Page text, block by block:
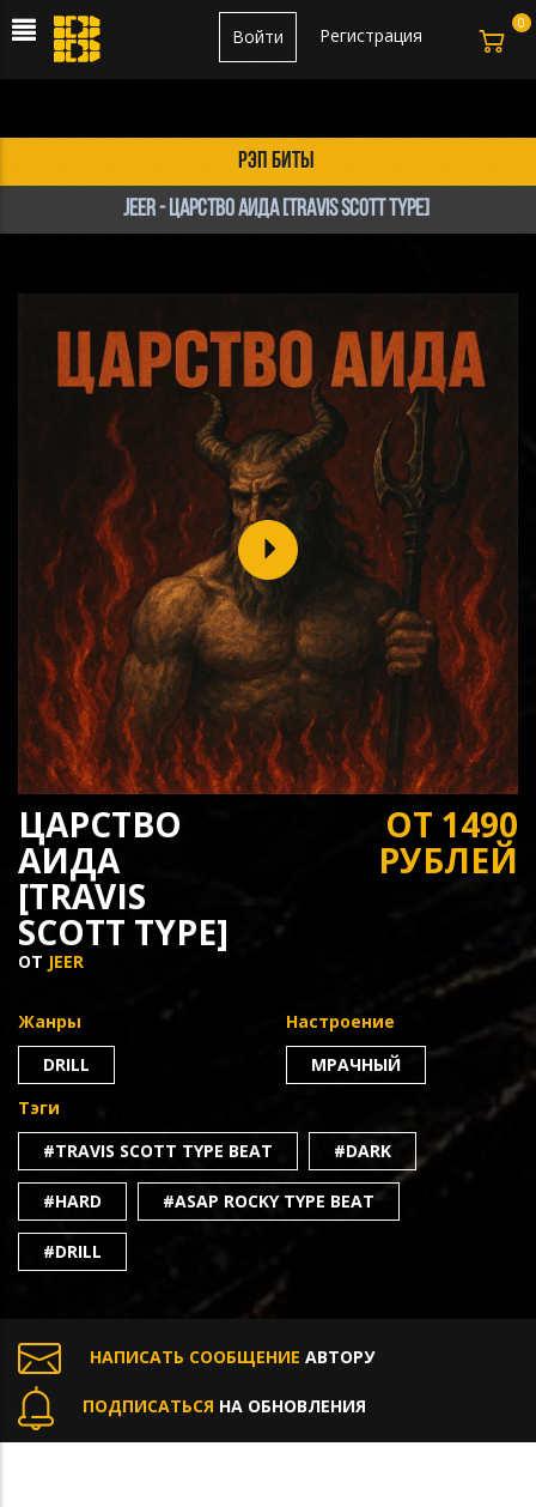
Регистрация
Войти
рэп биты
jeer - ЦАРСТВО АИДА [TRAVIS SCOTT TYPE]
ЦАРСТВО
АИДА
[TRAVIS
SCOTT TYPE]
ОТ JEER
ОТ 1490
РУБЛЕЙ
Жанры
DRILL
Настроение
МРАЧНЫЙ
Тэги
#TRAVIS SCOTT TYPE BEAT
#DARK
#HARD #ASAP ROCKY TYPE BEAT
#DRILL
НАПИСАТЬ СООБЩЕНИЕ АВТОРУ
ПОДПИСАТЬСЯ НА ОБНОВЛЕНИЯ
0